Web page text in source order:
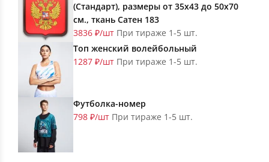
(Стандарт), размеры от 35х43 до 50х70
см., ткань Сатен 183
3836 ₽/шт При тираже 1-5 шт.
Топ женский волейбольный
1287 ₽/шт При тираже 1-5 шт.
Футболка-номер
798 ₽/шт При тираже 1-5 шт.